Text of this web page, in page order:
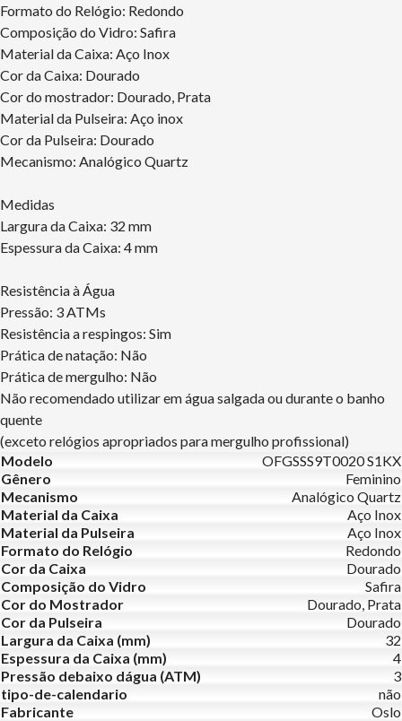
Formato do Relógio: Redondo
Composição do Vidro: Safira
Material da Caixa: Aço Inox
Cor da Caixa: Dourado
Cor do mostrador: Dourado, Prata
Material da Pulseira: Aço inox
Cor da Pulseira: Dourado
Mecanismo: Analógico Quartz
Medidas
Largura da Caixa: 32 mm
Espessura da Caixa: 4 mm
Resistência à Água
Pressão: 3 ATMs
Resistência a respingos: Sim
Prática de natação: Não
Prática de mergulho: Não
Não recomendado utilizar em água salgada ou durante o banho
quente
(exceto relógios apropriados para mergulho profissional)
Modelo
OFGSSS9T0020 S1KX
Gênero
Feminino
Mecanismo
Analógico Quartz
Material da Caixa
Aço Inox
Material da Pulseira
Aço Inox
Formato do Relógio
Redondo
Cor da Caixa
Dourado
Composição do Vidro
Safira
Cor do Mostrador
Dourado, Prata
Cor da Pulseira
Dourado
Largura da Caixa (mm)
32
Espessura da Caixa (mm)
4
Pressão debaixo dágua (ATM)
3
tipo-de-calendario
não
Fabricante
Oslo